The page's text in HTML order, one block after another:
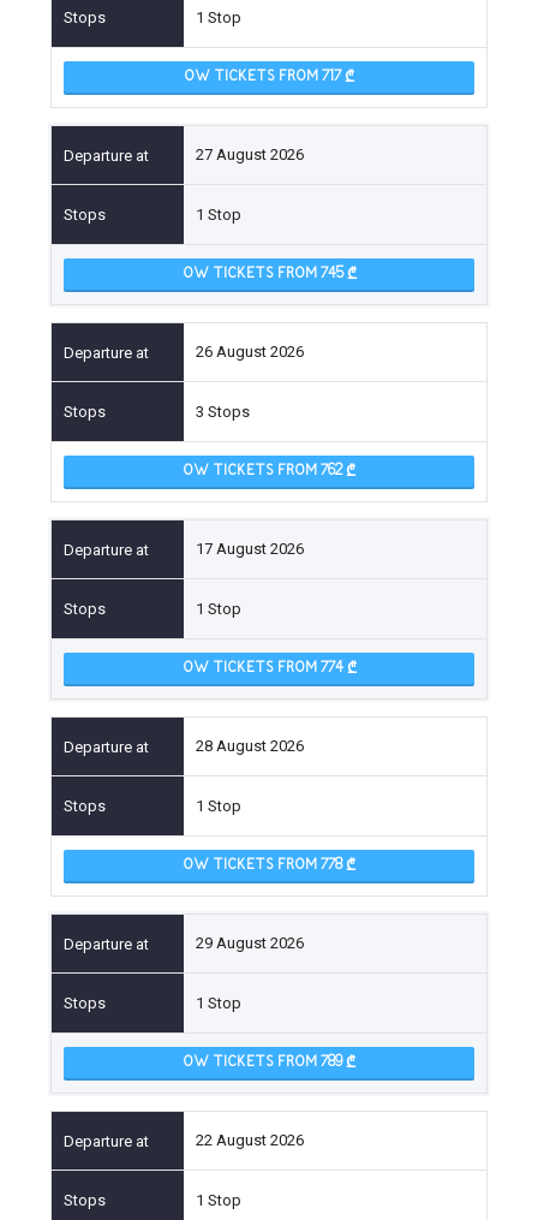
1 Stop
OW TICKETS FROM 717
27 August 2026
1 Stop
OW TICKETS FROM 745
26 August 2026
3 Stops
OW TICKETS FROM 762
17 August 2026
1 Stop
OW TICKETS FROM 774
28 August 2026
1 Stop
OW TICKETS FROM 778
29 August 2026
1 Stop
OW TICKETS FROM 789
22 August 2026
1 Stop